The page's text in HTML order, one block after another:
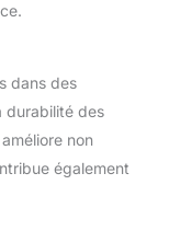
dans des
durabilité des
non
également